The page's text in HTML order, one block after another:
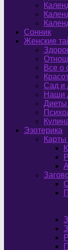
Сонник
Женские
Все о
Сад и
Наши
Диеты
Эзотерика